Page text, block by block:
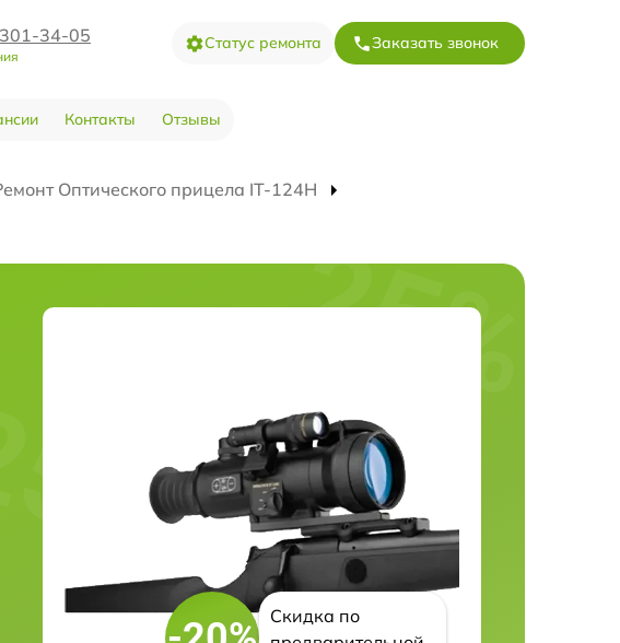
34-05 Статус ремонта Заказать звонок
Контакты Отзывы
Оптического прицела IT-124Н
Скидка по